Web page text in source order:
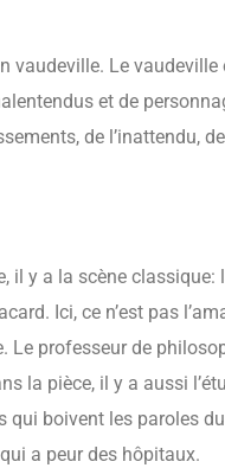
vaudeville. Le
et de
de l’inattendu,
il y a la scène
Ici, ce n’est pas
Le professeur de
la pièce, il y a aussi
qui boivent les paroles
a peur des hôpitaux.